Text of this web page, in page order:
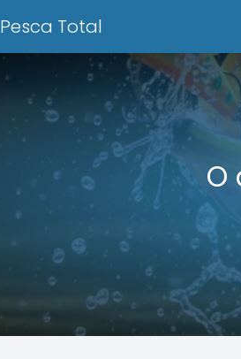
Pesca Total
O